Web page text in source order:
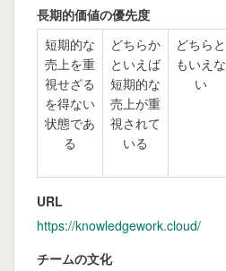
長期的価値の優先度
短期的な
売上を重
視せざる
を得ない
状態であ
る
どちらか
といえば
短期的な
売上が重
視されて
いる
どちらと
もいえな
い
URL
https://knowledgework.cloud/
チームの文化